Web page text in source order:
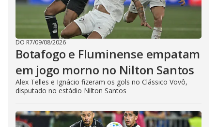
DO R7/09/08/2026
Botafogo e Fluminense empatam
em jogo morno no Nilton Santos
Alex Telles e Ignácio fizeram os gols no Clássico Vovô,
disputado no estádio Nilton Santos